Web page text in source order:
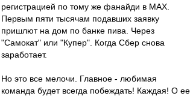
регистрацией по тому же фанайди в МАХ.
Первым пяти тысячам подавших заявку
пришлют на дом по банке пива. Через
"Самокат" или "Купер". Когда Сбер снова
заработает.
Но это все мелочи. Главное - любимая
команда будет всегда побеждать! Каждая! О ее